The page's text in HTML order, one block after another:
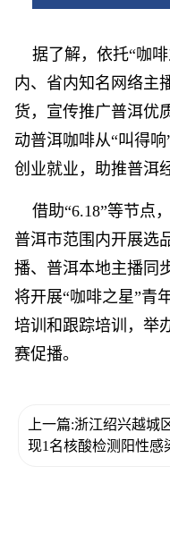
据了解，依托“咖
内、省内知名网络主
货，宣传推广普洱优
动普洱咖啡从“叫得
创业就业，助推普洱
借助“6.18”等节点
普洱市范围内开展选
播、普洱本地主播同
将开展“咖啡之星”青
培训和跟踪培训，举
赛促播。
上一篇:浙江绍兴越城
现1名核酸检测阳性感